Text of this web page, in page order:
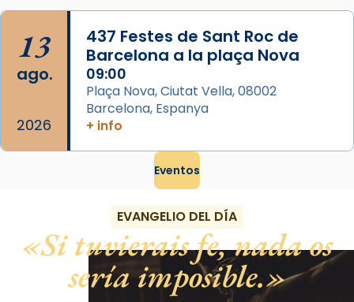
13
ago.
2026
437 Festes de Sant Roc de
Barcelona a la plaça Nova
09:00
Plaça Nova, Ciutat Vella, 08002
Barcelona, Espanya
+ info
Eventos
EVANGELIO DEL DÍA
Si tuvierais fe, nada os
sería imposible.